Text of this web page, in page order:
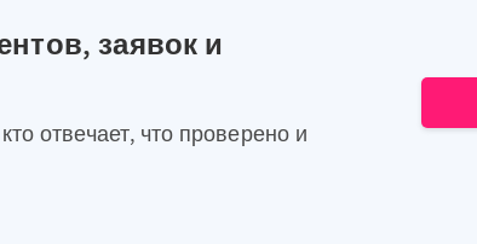
заявок и
отвечает, что проверено и